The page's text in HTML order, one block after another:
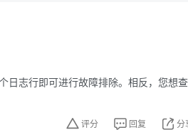
日志行即可进行故障排除。相反，您想查
评分 回复 分